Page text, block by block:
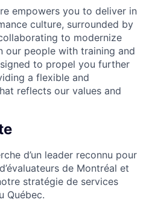
empowers you to deliver in
culture, surrounded by
to modernize
our people with training and
to propel you further
a flexible and
reflects our values and
d’un leader reconnu pour
de Montréal et
stratégie de services
Québec.